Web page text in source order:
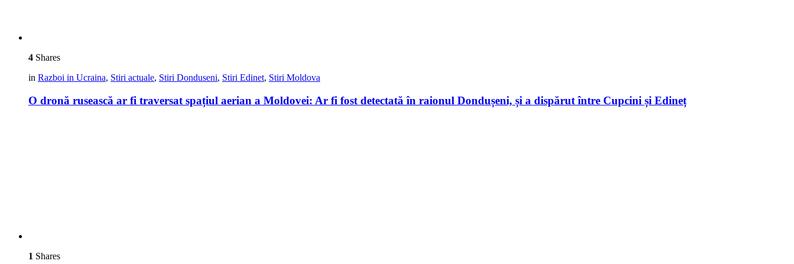
4 Shares
in Razboi in Ucraina, Stiri actuale, Stiri Donduseni, Stiri Edinet, Stiri Moldova
O dronă rusească ar fi traversat spațiul aerian a Moldovei: Ar fi fost detectată în raionul Dondușeni, și a dispărut între Cupcini și Edineț
1 Shares